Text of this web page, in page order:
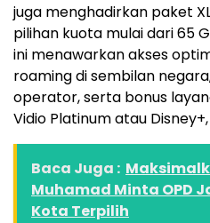
juga menghadirkan paket
pilihan kuota mulai dari 65
ini menawarkan akses
roaming di sembilan
operator, serta bonus
Vidio Platinum atau
Baca Juga :
Muhamad Minta OPD
Kota Terpilih